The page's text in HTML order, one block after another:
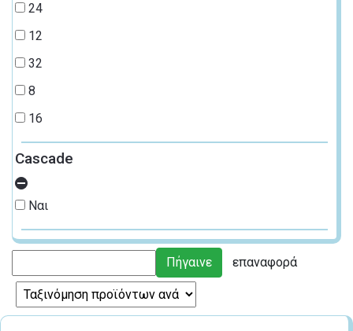
24
12
32
8
16
Cascade
Ναι